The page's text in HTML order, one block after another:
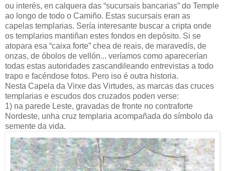
ou interés, en calquera das “sucursais bancarias” do Temple
ao longo de todo o Camiño. Estas sucursais eran as
capelas templarias. Sería interesante buscar a cripta onde
os templarios mantiñan estes fondos en depósito. Si se
atopara esa “caixa forte” chea de reais, de maravedís, de
onzas, de óbolos de vellón... veríamos como aparecerían
todas estas autoridades zascandileando entrevistas a todo
trapo e facéndose fotos. Pero iso é outra historia.
Nesta Capela da Virxe das Virtudes, as marcas das cruces
templarias e escudos dos cruzados poden verse:
1) na parede Leste, gravadas de fronte no contraforte
Nordeste, unha cruz templaria acompañada do símbolo da
semente da vida.